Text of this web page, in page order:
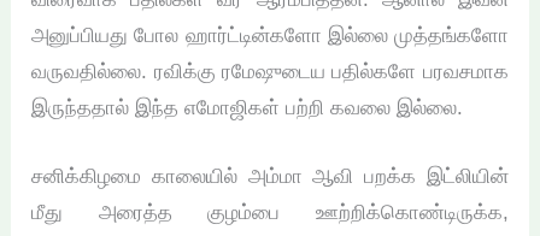
அனுப்பியது போல ஹார்ட்டின்களோ இல்லை முத்தங்களோ
வருவதில்லை. ரவிக்கு ரமேஷுடைய பதில்களே பரவசமாக
இருந்ததால் இந்த எமோஜிகள் பற்றி கவலை இல்லை.
சனிக்கிழமை காலையில் அம்மா ஆவி பறக்க இட்லியின்
மீது அரைத்த குழம்பை ஊற்றிக்கொண்டிருக்க,